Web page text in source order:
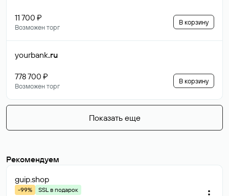
11 700 ₽
Возможен торг
В корзину
yourbank.ru
778 700 ₽
Возможен торг
В корзину
Показать еще
Рекомендуем
guip.shop
-99%
SSL в подарок